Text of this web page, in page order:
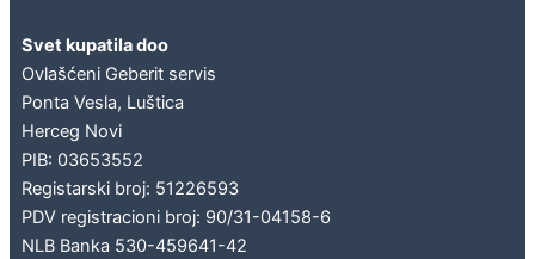
Svet kupatila doo
Ovlašćeni Geberit servis
Ponta Vesla, Luštica
Herceg Novi
PIB: 03653552
Registarski broj: 51226593
PDV registracioni broj: 90/31-04158-6
NLB Banka 530-459641-42